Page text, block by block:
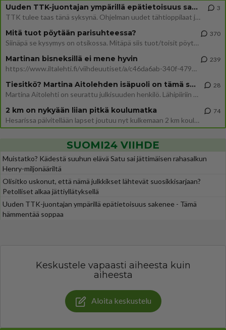
Uuden TTK-juontajan ympärillä epätietoisuus sakenee - Nyt MTV hämmentää soppaa
TTK tulee taas tänä syksynä. Ohjelman uudet tähtioppilaat julkistetaan torstaina 6. elokuuta klo 14 alkavassa lehdistö
3
Mitä tuot pöytään parisuhteessa?
Siinäpä se kysymys on otsikossa. Mitäpä siis tuot/toisit pöytään parisuhteessa? Oletko mies vai nainen? Koetko sen mitä
370
Martinan bisneksillä ei mene hyvin
https://www.iltalehti.fi/viihdeuutiset/a/c46da6ab-340f-4790-aaa7-0865eed2336 Yrityksen konkurssihakemus on tullut kärä
239
Tiesitkö? Martina Aitolehden isäpuoli on tämä suosittu laulaja
Martina Aitolehti on seurattu julkisuuden henkilö. Lähipiiriin mahtuu muitakin tunnettuja henkilöitä. Tiesitkö, että Ma
28
2 km on nykyään liian pitkä koulumatka
Hesarissa päivitellään lapset joutuu nyt kulkemaan 2 km kouluun jösses. Ruostefillarilla tuo matka menee vaikka miten äk
74
SUOMI24 VIIHDE
Muistatko? Kädestä suuhun elävä Satu sai jättimäisen rahasalkun
Henry-miljonääriltä
Olisitko uskonut, että nämä julkkikset lähtevät suosikkisarjaan?
Petolliset alkaa jättiyllätyksellä
Uuden TTK-juontajan ympärillä epätietoisuus sakenee - Tämä
hämmentää soppaa
Keskustele vapaasti aiheesta kuin
aiheesta
Aloita keskustelu